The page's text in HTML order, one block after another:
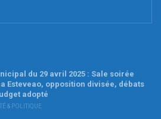
du 29 avril 2025 : Sale soirée
Esteveao, opposition divisée, débats
adopté
& POLITIQUE